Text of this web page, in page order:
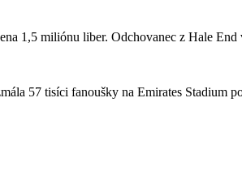
1,5 miliónu liber. Odchovanec z Hale
57 tisíci fanoušky na Emirates Stadium